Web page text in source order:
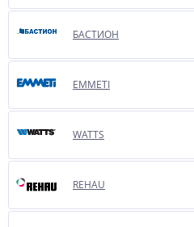
БАСТИОН
EMMETI
WATTS
REHAU